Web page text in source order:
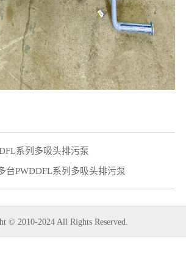
系列多吸头排污泵
台PWDDFL系列多吸头排污泵
© 2010-2024 All Rights Reserved.